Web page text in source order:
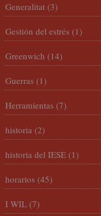
Generalitat (3)
Gestión del estrés (1)
Greenwich (14)
Guerras (1)
Herramientas (7)
historia (2)
historia del IESE (1)
horarios (45)
I WIL (7)